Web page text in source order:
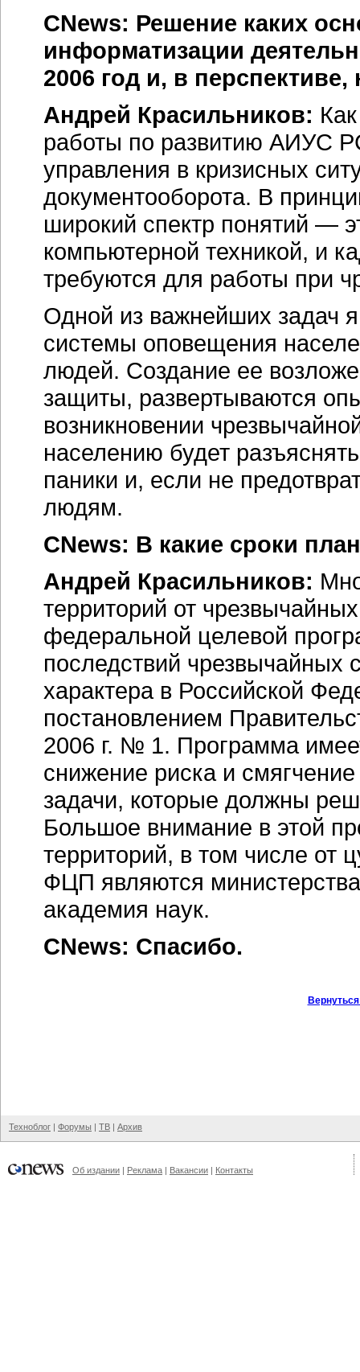
CNews: Решение каких
информатизации
2006 год и, в перспективе,
Андрей Красильников:
работы по развитию АИУС
управления в кризисных
документооборота. В
широкий спектр понятий —
компьютерной техникой, и
требуются для работы при
Одной из важнейших задач
системы оповещения
людей. Создание ее
защиты, развертываются
возникновении
населению будет
паники и, если не
людям.
CNews: В какие сроки
Андрей Красильников:
территорий от
федеральной целевой
последствий чрезвычайных
характера в Российской
постановлением
2006 г. № 1. Программа
снижение риска и
задачи, которые должны
Большое внимание в этой
территорий, в том числе от
ФЦП являются
академия наук.
CNews: Спасибо.
Техноблог | Форумы | ТВ | Архив
Об издании | Реклама | Вакансии | Контакты